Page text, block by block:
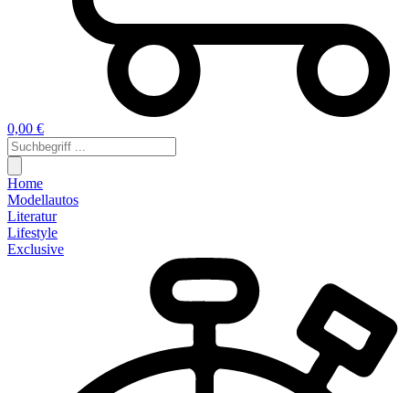
0,00 €
Home
Modellautos
Literatur
Lifestyle
Exclusive